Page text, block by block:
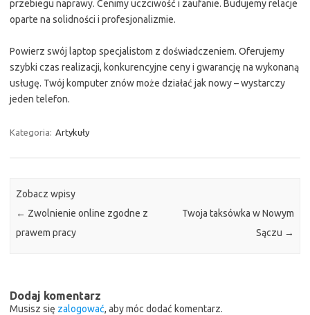
przebiegu naprawy. Cenimy uczciwość i zaufanie. Budujemy relacje
oparte na solidności i profesjonalizmie.
Powierz swój laptop specjalistom z doświadczeniem. Oferujemy
szybki czas realizacji, konkurencyjne ceny i gwarancję na wykonaną
usługę. Twój komputer znów może działać jak nowy – wystarczy
jeden telefon.
Kategoria: Artykuły
Zobacz wpisy
← Zwolnienie online zgodne z
prawem pracy
Twoja taksówka w Nowym
Sączu →
Dodaj komentarz
Musisz się zalogować, aby móc dodać komentarz.